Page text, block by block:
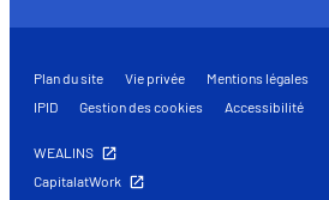
Plan du site Vie privée Mentions légales
IPID
Gestion des cookies Accessibilité
WEALINS
CapitalatWork